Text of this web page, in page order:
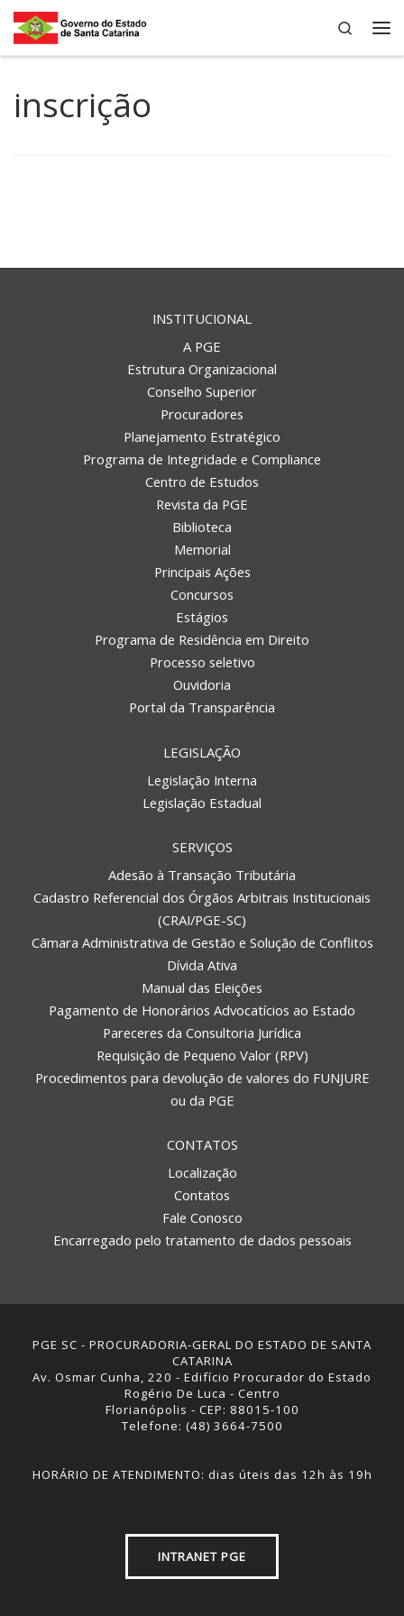
Skip to content
Search
inscrição
INSTITUCIONAL
A PGE
Estrutura Organizacional
Conselho Superior
Procuradores
Planejamento Estratégico
Programa de Integridade e Compliance
Centro de Estudos
Revista da PGE
Biblioteca
Memorial
Principais Ações
Concursos
Estágios
Programa de Residência em Direito
Processo seletivo
Ouvidoria
Portal da Transparência
LEGISLAÇÃO
Legislação Interna
Legislação Estadual
SERVIÇOS
Adesão à Transação Tributária
Cadastro Referencial dos Órgãos Arbitrais Institucionais
(CRAI/PGE-SC)
Câmara Administrativa de Gestão e Solução de Conflitos
Dívida Ativa
Manual das Eleições
Pagamento de Honorários Advocatícios ao Estado
Pareceres da Consultoria Jurídica
Requisição de Pequeno Valor (RPV)
Procedimentos para devolução de valores do FUNJURE
ou da PGE
CONTATOS
Localização
Contatos
Fale Conosco
Encarregado pelo tratamento de dados pessoais
PGE SC - PROCURADORIA-GERAL DO ESTADO DE SANTA
CATARINA
Av. Osmar Cunha, 220 - Edifício Procurador do Estado
Rogério De Luca - Centro
Florianópolis - CEP: 88015-100
Telefone: (48) 3664-7500
HORÁRIO DE ATENDIMENTO: dias úteis das 12h às 19h
INTRANET PGE